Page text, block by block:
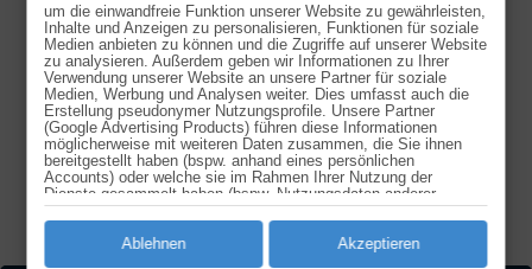
79,95€
Praktischer Kabelaufroller 15 m mit Wandhalterung für mehr
Sicherheit in Ihrer Werkstatt.
inkl. 19 % MwSt.
zzgl.Versandkosten
um die einwandfreie Funktion unserer Website zu gewährleisten,
Inhalte und Anzeigen zu personalisieren, Funktionen für soziale
Medien anbieten zu können und die Zugriffe auf unserer Website
zu analysieren. Außerdem geben wir Informationen zu Ihrer
Verwendung unserer Website an unsere Partner für soziale
Medien, Werbung und Analysen weiter. Dies umfasst auch die
Erstellung pseudonymer Nutzungsprofile. Unsere Partner
(Google Advertising Products) führen diese Informationen
möglicherweise mit weiteren Daten zusammen, die Sie ihnen
bereitgestellt haben (bspw. anhand eines persönlichen
Accounts) oder welche sie im Rahmen Ihrer Nutzung der
Dienste gesammelt haben (bspw. Nutzungsdaten anderer
Geräte). Ihre Einwilligung zur Nutzung von Cookies und Pixeln
können Sie jederzeit widerrufen, indem Sie auf den
Datenschutz-Button links unten klicken und dort die
Ablehnen Akzeptieren